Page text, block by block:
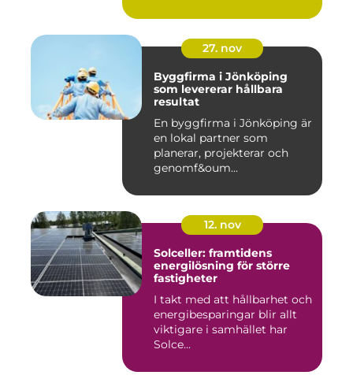
27. nov
Byggfirma i Jönköping
som levererar hållbara
resultat
En byggfirma i Jönköping är
en lokal partner som
planerar, projekterar och
genomf&oum...
12. nov
Solceller: framtidens
energilösning för större
fastigheter
I takt med att hållbarhet och
energibesparingar blir allt
viktigare i samhället har
Solce...